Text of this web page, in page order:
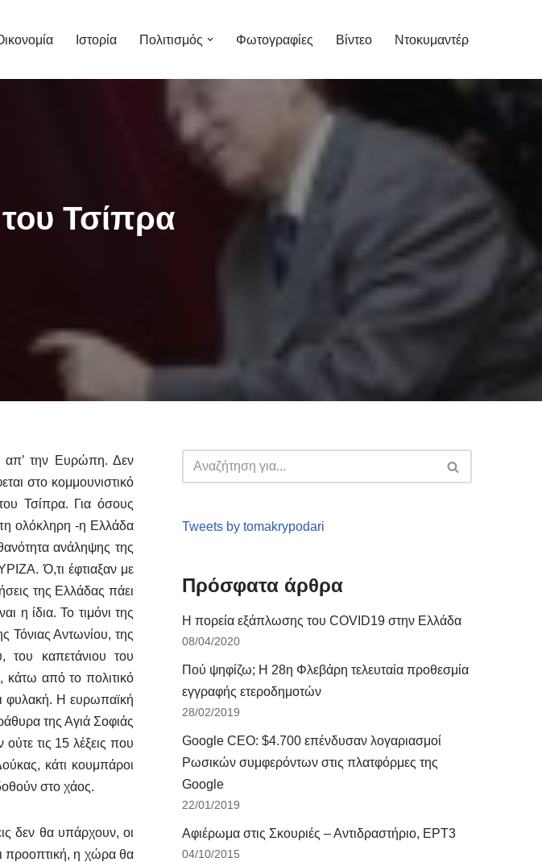
Ιστορία Πολιτισμός Φωτογραφίες Βίντεο Ντοκυμαντέρ
Τσίπρα
απ’ την Ευρώπη. Δεν
στο κομμουνιστικό
Τσίπρα. Για όσους
ολόκληρη -η Ελλάδα
ανάληψης της
Ό,τι έφτιαξαν με
της Ελλάδας πάει
η ίδια. Το τιμόνι της
Τόνιας Αντωνίου, της
του καπετάνιου του
κάτω από το πολιτικό
φυλακή. Η ευρωπαϊκή
της Αγιά Σοφιάς
τις 15 λέξεις που
κάτι κουμπάροι
στο χάος.
δεν θα υπάρχουν, οι
προοπτική, η χώρα θα
Tweets by tomakrypodari
Πρόσφατα άρθρα
Η πορεία εξάπλωσης του COVID19 στην Ελλάδα
08/04/2020
Πού ψηφίζω; Η 28η Φλεβάρη τελευταία προθεσμία
εγγραφής ετεροδημοτών
28/02/2019
Google CEO: $4.700 επένδυσαν λογαριασμοί
Ρωσικών συμφερόντων στις πλατφόρμες της
Google
22/01/2019
Αφιέρωμα στις Σκουριές – Αντιδραστήριο, ΕΡΤ3
04/10/2015